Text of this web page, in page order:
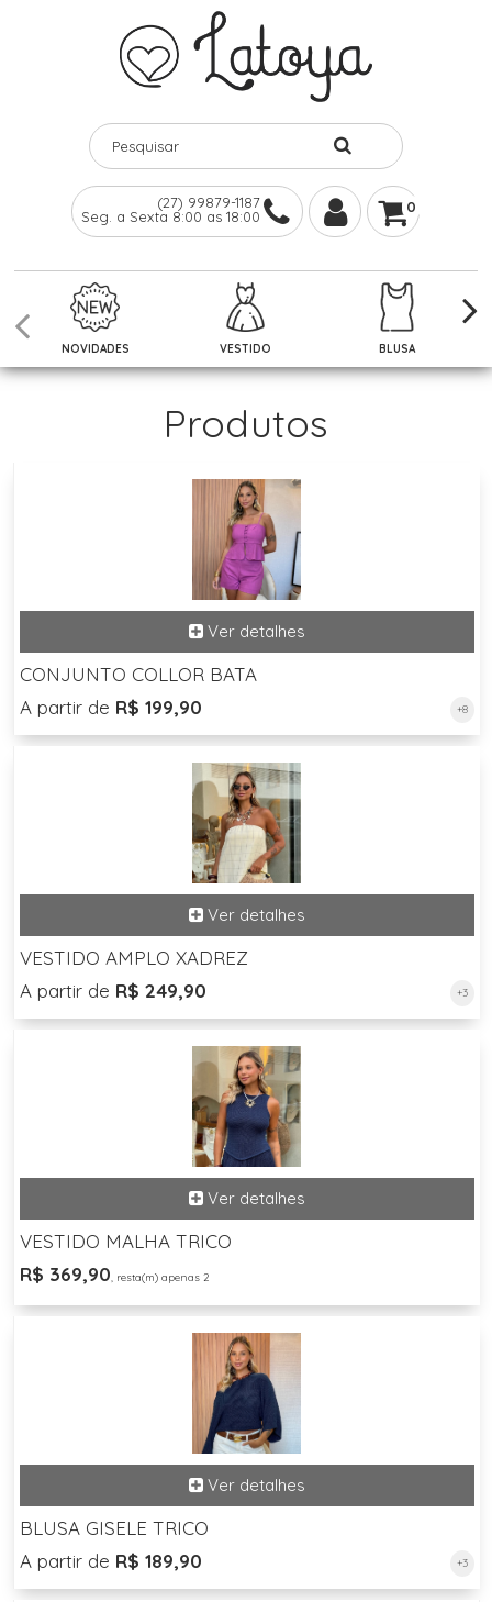
(27) 99879-1187
Seg. a Sexta 8:00 as 18:00
0
NOVIDADES VESTIDO BLUSA
Produtos
CONJUNTO COLLOR BATA
A partir de R$ 199,90 +8
VESTIDO AMPLO XADREZ
A partir de R$ 249,90 +3
VESTIDO MALHA TRICO
R$ 369,90, resta(m) apenas 2
BLUSA GISELE TRICO
A partir de R$ 189,90 +3